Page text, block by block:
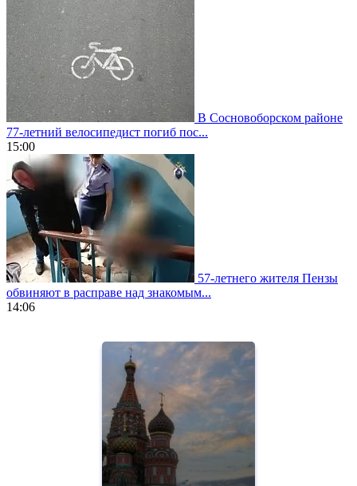
В Сосновоборском районе
77-летний велосипедист погиб пос...
15:00
57-летнего жителя Пензы
обвиняют в расправе над знакомым...
14:06
https://gradewatches.to/